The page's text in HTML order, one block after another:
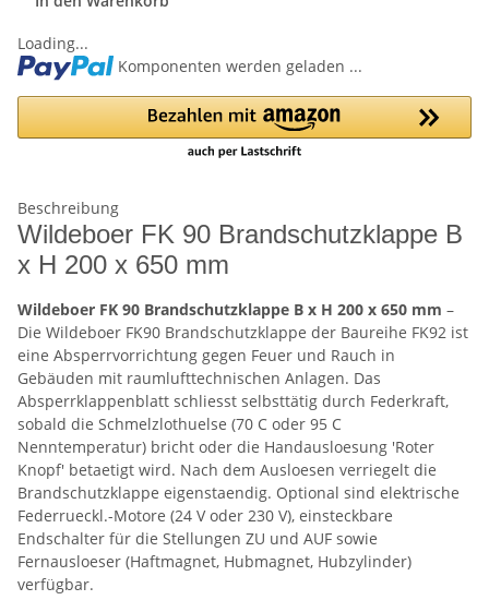
Loading...
Komponenten werden geladen ...
Beschreibung
Wildeboer FK 90 Brandschutzklappe B
x H 200 x 650 mm
Wildeboer FK 90 Brandschutzklappe B x H 200 x 650 mm –
Die Wildeboer FK90 Brandschutzklappe der Baureihe FK92 ist
eine Absperrvorrichtung gegen Feuer und Rauch in
Gebäuden mit raumlufttechnischen Anlagen. Das
Absperrklappenblatt schliesst selbsttätig durch Federkraft,
sobald die Schmelzlothuelse (70 C oder 95 C
Nenntemperatur) bricht oder die Handausloesung 'Roter
Knopf' betaetigt wird. Nach dem Ausloesen verriegelt die
Brandschutzklappe eigenstaendig. Optional sind elektrische
Federrueckl.-Motore (24 V oder 230 V), einsteckbare
Endschalter für die Stellungen ZU und AUF sowie
Fernausloeser (Haftmagnet, Hubmagnet, Hubzylinder)
verfügbar.